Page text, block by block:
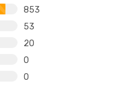
853
53
20
0
0